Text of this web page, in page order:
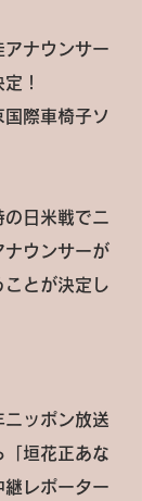
アナウンサー
！
際車椅子ソ
日米戦でニ
ナウンサーが
とが決定し
ニッポン放送
「垣花正あな
継レポーター